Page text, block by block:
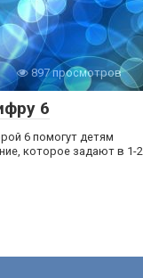
897 просмотров
6
6 помогут детям
которое задают в 1-2